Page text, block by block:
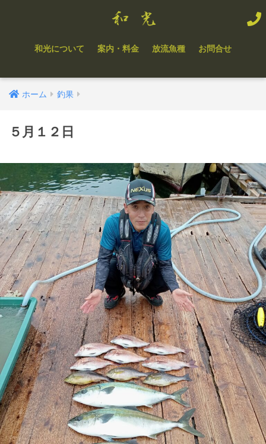
和光について 案内・料金 放流魚種 お問合せ
ホーム 釣果
５月１２日